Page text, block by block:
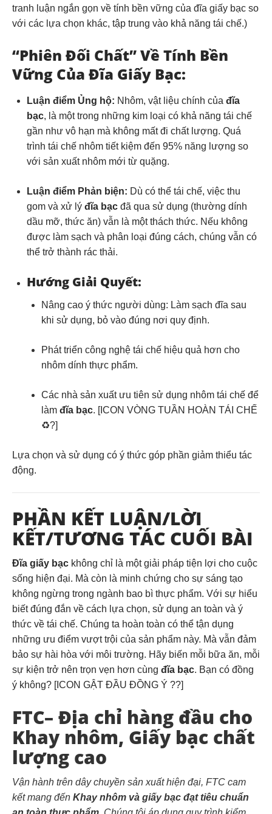
tranh luận ngắn gọn về tính bền vững của đĩa giấy bạc so
với các lựa chọn khác, tập trung vào khả năng tái chế.)
“Phiên Đối Chất” Về Tính Bền
Vững Của Đĩa Giấy Bạc:
Luận điểm Ủng hộ: Nhôm, vật liệu chính của đĩa
bạc, là một trong những kim loại có khả năng tái chế
gần như vô hạn mà không mất đi chất lượng. Quá
trình tái chế nhôm tiết kiệm đến 95% năng lượng so
với sản xuất nhôm mới từ quặng.
Luận điểm Phản biện: Dù có thể tái chế, việc thu
gom và xử lý đĩa bạc đã qua sử dụng (thường dính
dầu mỡ, thức ăn) vẫn là một thách thức. Nếu không
được làm sạch và phân loại đúng cách, chúng vẫn có
thể trở thành rác thải.
Hướng Giải Quyết:
Nâng cao ý thức người dùng: Làm sạch đĩa sau
khi sử dụng, bỏ vào đúng nơi quy định.
Phát triển công nghệ tái chế hiệu quả hơn cho
nhôm dính thực phẩm.
Các nhà sản xuất ưu tiên sử dụng nhôm tái chế để
làm đĩa bạc. [ICON VÒNG TUẦN HOÀN TÁI CHẾ
♻️?]
Lựa chọn và sử dụng có ý thức góp phần giảm thiểu tác
động.
PHẦN KẾT LUẬN/LỜI
KẾT/TƯƠNG TÁC CUỐI BÀI
Đĩa giấy bạc không chỉ là một giải pháp tiện lợi cho cuộc
sống hiện đại. Mà còn là minh chứng cho sự sáng tạo
không ngừng trong ngành bao bì thực phẩm. Với sự hiểu
biết đúng đắn về cách lựa chọn, sử dụng an toàn và ý
thức về tái chế. Chúng ta hoàn toàn có thể tận dụng
những ưu điểm vượt trội của sản phẩm này. Mà vẫn đảm
bảo sự hài hòa với môi trường. Hãy biến mỗi bữa ăn, mỗi
sự kiện trở nên trọn vẹn hơn cùng đĩa bạc. Bạn có đồng
ý không? [ICON GẬT ĐẦU ĐỒNG Ý ??]
FTC– Địa chỉ hàng đầu cho
Khay nhôm, Giấy bạc chất
lượng cao
Vận hành trên dây chuyền sản xuất hiện đại, FTC cam
kết mang đến Khay nhôm và giấy bạc đạt tiêu chuẩn